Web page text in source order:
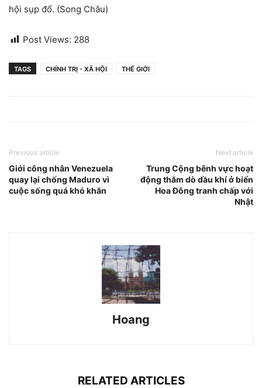
hội sụp đổ. (Song Châu)
Post Views: 288
TAGS CHÍNH TRỊ - XÃ HỘI THẾ GIỚI
Previous article
Giới công nhân Venezuela
quay lại chống Maduro vì
cuộc sống quá khó khăn
Next article
Trung Cộng bênh vực hoạt
động thăm dò dầu khí ở biển
Hoa Đông tranh chấp với
Nhật
Hoang
RELATED ARTICLES